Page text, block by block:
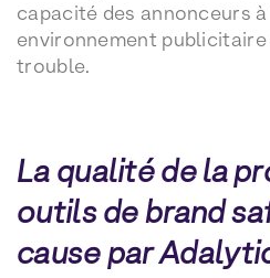
capacité des annonceurs
environnement publicitaire
trouble.
La qualité de la
outils de brand
cause par